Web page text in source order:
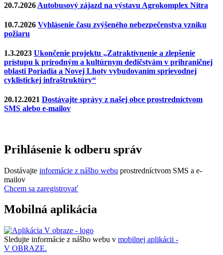
20.7.2026 Autobusový zájazd na výstavu Agrokomplex Nitra
10.7.2026 Vyhlásenie času zvýšeného nebezpečenstva vzniku
požiaru
1.3.2023 Ukončenie projektu „Zatraktívnenie a zlepšenie
prístupu k prírodným a kultúrnym dedičstvám v prihraničnej
oblasti Poriadia a Novej Lhoty vybudovaním sprievodnej
cyklistickej infraštruktúry“
20.12.2021 Dostávajte správy z našej obce prostredníctvom
SMS alebo e-mailov
Prihlásenie k odberu správ
Dostávajte informácie z nášho webu prostredníctvom SMS a e-
mailov
Chcem sa zaregistrovať
Mobilná aplikácia
Sledujte informácie z nášho webu v mobilnej aplikácii -
V OBRAZE.